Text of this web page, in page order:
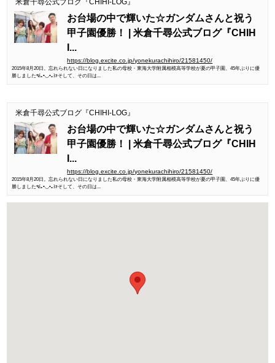
お台場の中で輝いた☆ガンダムさんと祝う
甲子園優勝！ | 米倉千尋公式ブログ『CHIH
I...
https://blog.excite.co.jp/yonekurachihiro/21581450/
2015年8月20日。忘れられない日になりました私の母校・東海大学附属相模高等学校が夏の甲子園、45年ぶりに優
勝しました٩꒰｡•◡•｡꒱۶そして、その日は...
米倉千尋公式ブログ『CHIHI-LOG』
お台場の中で輝いた☆ガンダムさんと祝う
甲子園優勝！ | 米倉千尋公式ブログ『CHIH
I...
https://blog.excite.co.jp/yonekurachihiro/21581450/
2015年8月20日。忘れられない日になりました私の母校・東海大学附属相模高等学校が夏の甲子園、45年ぶりに優
勝しました٩꒰｡•◡•｡꒱۶そして、その日は...